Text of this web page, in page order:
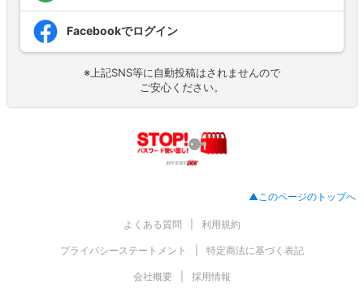
Facebookでログイン
※上記SNS等に自動投稿はされませんので
ご安心ください。
▲このページのトップへ
よくある質問 利用規約
プライバシーステートメント 特定商法に基づく表記
会社概要 採用情報